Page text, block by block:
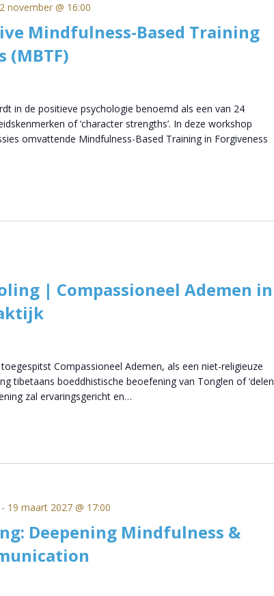
Mindfulness-Based Training
(MBTF)
november @ 16:00
in de positieve psychologie benoemd als een van 24
of ‘character strengths’. In deze workshop
omvattende Mindfulness-Based Training in Forgiveness
| Compassioneel Ademen in
Compassioneel Ademen, als een niet-religieuze
tibetaans boeddhistische beoefening van Tonglen of ‘delen
zal ervaringsgericht en…
Deepening Mindfulness &
- 19 maart 2027 @ 17:00